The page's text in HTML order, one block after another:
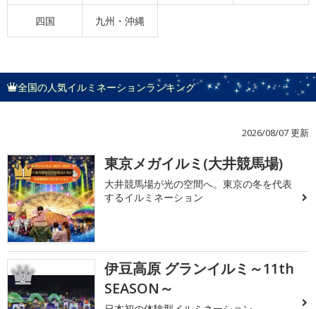
四国 九州・沖縄
全国の人気イルミネーションランキング
2026/08/07 更新
1 東京メガイルミ(大井競馬場)
大井競馬場が光の空間へ。東京の冬を代表
するイルミネーション
2
伊豆高原 グランイルミ～11th
SEASON～